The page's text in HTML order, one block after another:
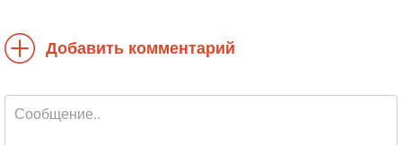
Добавить комментарий